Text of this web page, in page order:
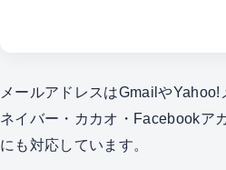
メールアドレスはGmailやYahoo!
ネイバー・カカオ・Facebookア
にも対応しています。